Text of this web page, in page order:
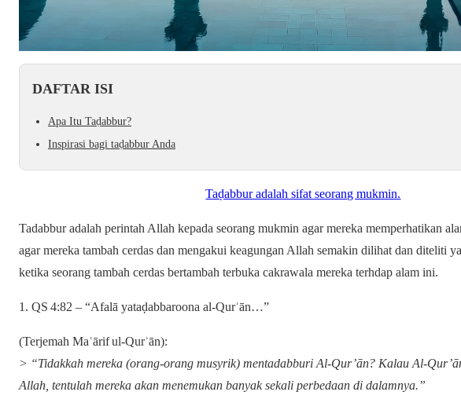
DAFTAR ISI
Apa Itu Taḍabbur?
Inspirasi bagi taḍabbur Anda
Taḍabbur adalah sifat seorang mukmin.
Tadabbur adalah perintah Allah kepada seorang mukmin agar mereka memperhatikan
agar mereka tambah cerdas dan mengakui keagungan Allah semakin dilihat dan diteliti
ketika seorang tambah cerdas bertambah terbuka cakrawala mereka terhdap alam ini.
1. QS 4:82 – “Afalā yataḍabbaroona al‑Qurʾān…”
(Terjemah Maʿārif ul‑Qurʾān):
> “Tidakkah mereka (orang-orang musyrik) mentadabburi Al‑Qur’ān? Kalau
Allah, tentulah mereka akan menemukan banyak sekali perbedaan di dalamnya.”